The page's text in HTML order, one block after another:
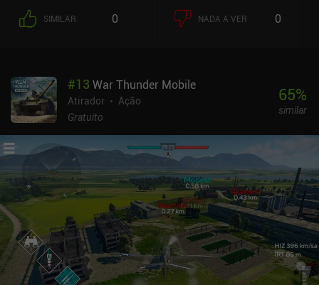
SIMILAR 0 NADA A VER 0
#13 War Thunder Mobile
Atirador
Ação
Gratuito
65%
similar